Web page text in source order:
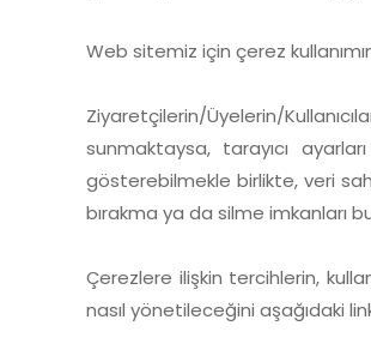
Web sitemiz için çerez
Ziyaretçilerin/Üyelerin/
sunmaktaysa, tarayıcı
gösterebilmekle birlikte, veri
bırakma ya da silme imkanları
Çerezlere ilişkin tercihlerin,
nasıl yönetileceğini aşağıdaki